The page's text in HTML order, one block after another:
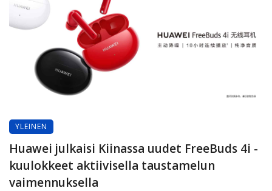
YLEINEN
Huawei julkaisi Kiinassa uudet FreeBuds 4i -
kuulokkeet aktiivisella taustamelun
vaimennuksella